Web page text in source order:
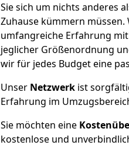
Sie sich um nichts anderes
Zuhause kümmern
umfangreiche Erfahrung
jeglicher Größenordnung
wir für jedes Budget eine
Unser Netzwerk ist
Erfahrung im
Sie möchten eine
kostenlose und